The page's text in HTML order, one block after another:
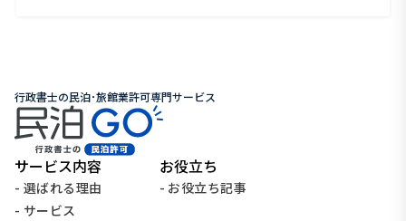
行政書士の民泊･旅館業許可専門サービス
サービス内容
- 選ばれる理由
- サービス
お役立ち
- お役立ち記事